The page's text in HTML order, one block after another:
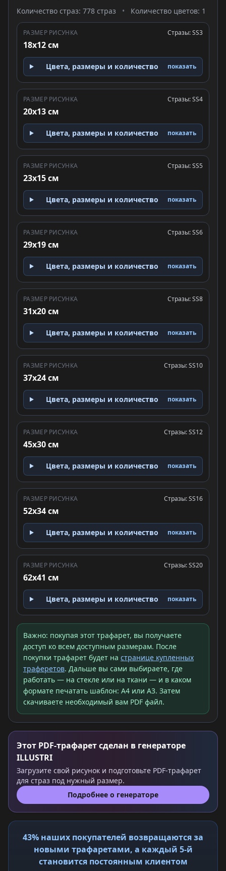
Количество страз: 778 страз • Количество цветов: 1
РАЗМЕР РИСУНКА
18x12 см
Стразы: SS3
Цвета, размеры и количество показать
РАЗМЕР РИСУНКА
20x13 см
Стразы: SS4
Цвета, размеры и количество показать
РАЗМЕР РИСУНКА
23x15 см
Стразы: SS5
Цвета, размеры и количество показать
РАЗМЕР РИСУНКА
29x19 см
Стразы: SS6
Цвета, размеры и количество показать
РАЗМЕР РИСУНКА
31x20 см
Стразы: SS8
Цвета, размеры и количество показать
РАЗМЕР РИСУНКА
37x24 см
Стразы: SS10
Цвета, размеры и количество показать
РАЗМЕР РИСУНКА
45x30 см
Стразы: SS12
Цвета, размеры и количество показать
РАЗМЕР РИСУНКА
52x34 см
Стразы: SS16
Цвета, размеры и количество показать
РАЗМЕР РИСУНКА
62x41 см
Стразы: SS20
Цвета, размеры и количество показать
Важно: покупая этот трафарет, вы получаете
доступ ко всем доступным размерам. После
покупки трафарет будет на странице купленных
траферетов. Дальше вы сами выбираете, где
работать — на стекле или на ткани — и в каком
формате печатать шаблон: A4 или A3. Затем
скачиваете необходимый вам PDF файл.
Этот PDF-трафарет сделан в генераторе
ILLUSTRI
Загрузите свой рисунок и подготовьте PDF-трафарет
для страз под нужный размер.
Подробнее о генераторе
43% наших покупателей возвращаются за
новыми трафаретами, а каждый 5-й
становится постоянным клиентом